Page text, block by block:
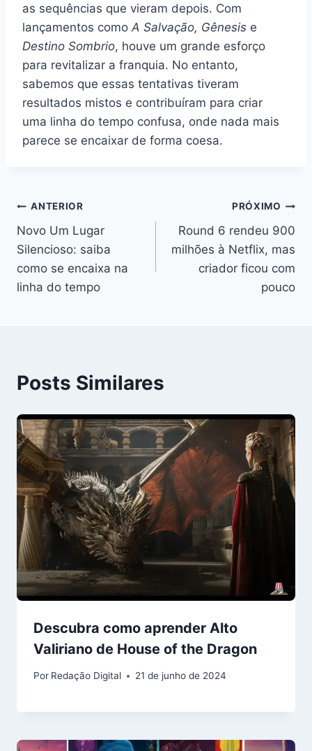
as sequências que vieram depois. Com
lançamentos como A Salvação, Gênesis e
Destino Sombrio, houve um grande esforço
para revitalizar a franquia. No entanto,
sabemos que essas tentativas tiveram
resultados mistos e contribuíram para criar
uma linha do tempo confusa, onde nada mais
parece se encaixar de forma coesa.
Navegação
de
Post
ANTERIOR
Novo Um Lugar
Silencioso: saiba
como se encaixa na
linha do tempo
PRÓXIMO
Round 6 rendeu 900
milhões à Netflix, mas
criador ficou com
pouco
Posts Similares
Descubra como aprender Alto
Valiriano de House of the Dragon
Por Redação Digital 21 de junho de 2024